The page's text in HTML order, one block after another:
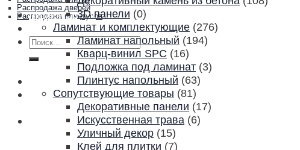
Распродажа дверей
Распродажа плинтусов
Акции и скидки
Контакты
Искать:
3D панели (0)
Ламинат и комплектующие (276)
Ламинат напольный (194)
Кварц-винил SPC (16)
Подложка под ламинат (3)
Плинтус напольный (63)
Сопутствующие товары (81)
Декоративные панели (17)
Искусственная трава (6)
Уличный декор (15)
Клей для плитки (7)